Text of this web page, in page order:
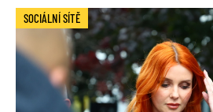
SOCIÁLNÍ SÍTĚ